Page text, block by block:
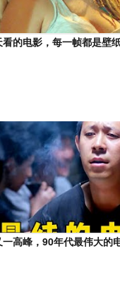
看的电影，每一帧都是壁
一高峰，90年代最伟大的